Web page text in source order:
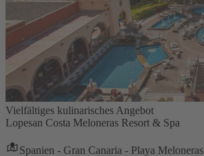
Vielfältiges kulinarisches Angebot
Lopesan Costa Meloneras Resort & Spa
Spanien - Gran Canaria - Playa Meloneras